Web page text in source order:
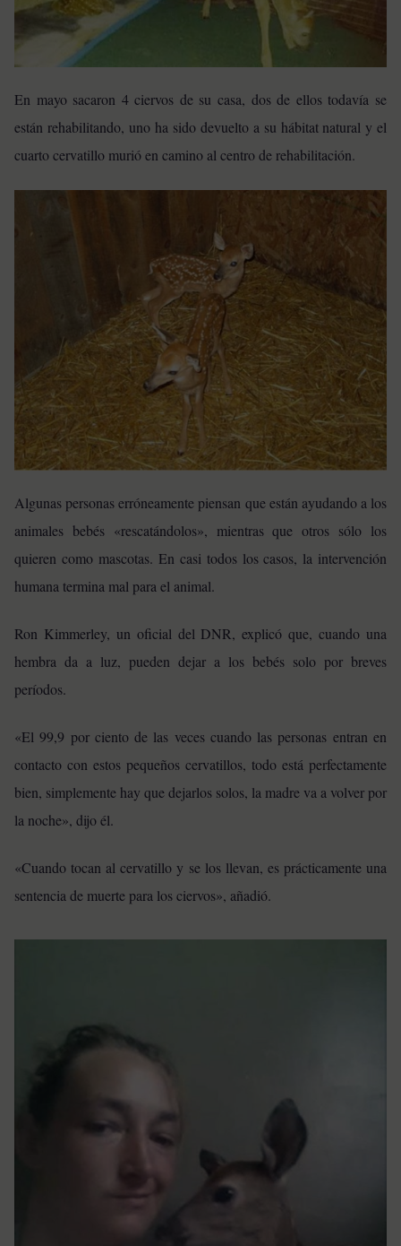
En mayo sacaron 4 ciervos de su casa, dos de ellos todavía se
están rehabilitando, uno ha sido devuelto a su hábitat natural y el
cuarto cervatillo murió en camino al centro de rehabilitación.
Algunas personas erróneamente piensan que están ayudando a los
animales bebés «rescatándolos», mientras queotros sólo los
quieren como mascotas. En casi todos los casos, la intervención
humana termina mal para el animal.
Ron Kimmerley, un oficial del DNR, explicó que, cuando una
hembra da a luz, pueden dejar a los bebés solo por breves
períodos.
«El 99,9 por ciento de las veces cuando las personas entran en
contacto con estos pequeños cervatillos, todo está perfectamente
bien, simplemente hay que dejarlos solos, la madre va a volver por
la noche», dijo él.
«Cuando tocan al cervatillo y se los llevan, es prácticamente una
sentencia de muerte para los ciervos», añadió.